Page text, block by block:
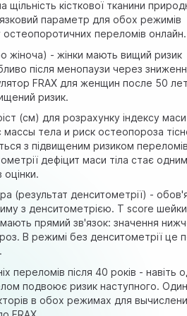
щільність кісткової тканини
параметр для обох режимів
остеопоротичних переломів онлайн.
жіноча) - жінки мають вищий ризик
після менопаузи через
FRAX для женщин после 50
ризик.
(см) для розрахунку індексу маси
массы тела и риск остеопороза
з підвищеним ризиком
дефіцит маси тіла стає
(результат денситометрії) -
з денситометрією. T score
прямий зв'язок: значення
В режимі без денситометрії це
переломів після 40 років - навіть
подвоює ризик наступного.
в обох режимах для